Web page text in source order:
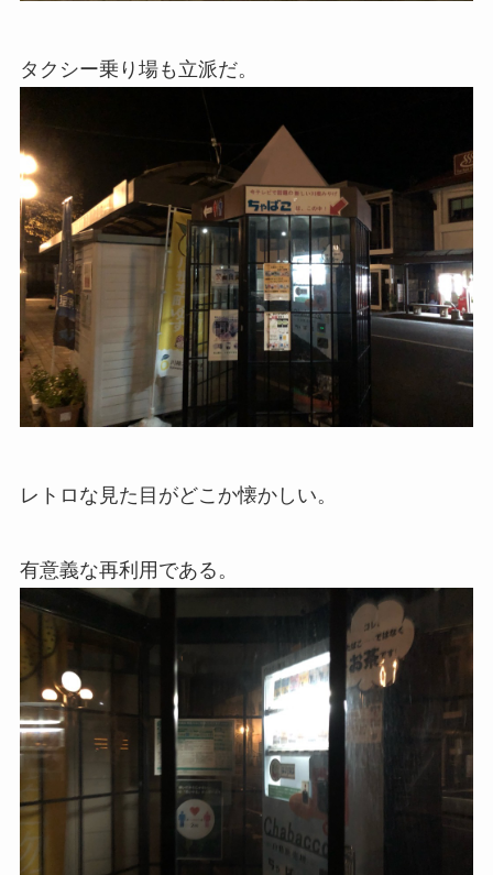
タクシー乗り場も立派だ。
レトロな見た目がどこか懐かしい。
有意義な再利用である。